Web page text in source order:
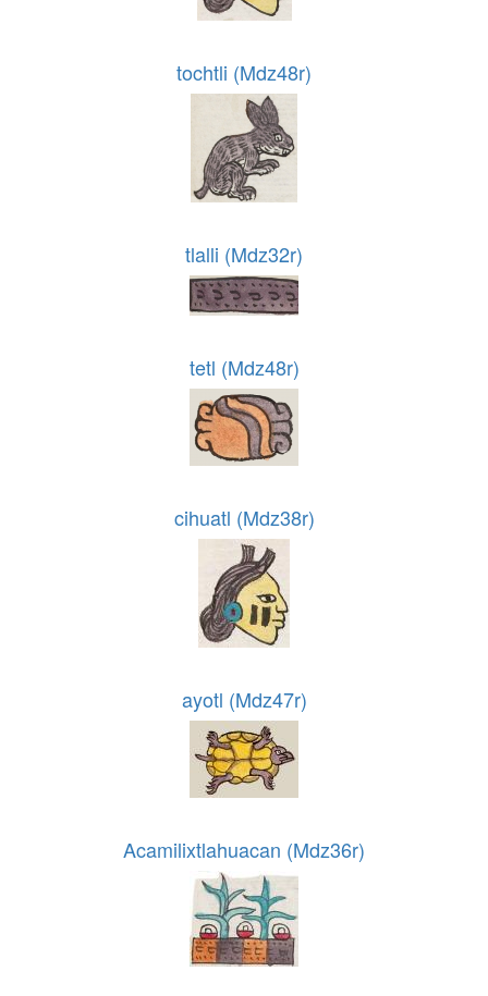
tochtli (Mdz48r)
tlalli (Mdz32r)
tetl (Mdz48r)
cihuatl (Mdz38r)
ayotl (Mdz47r)
Acamilixtlahuacan (Mdz36r)